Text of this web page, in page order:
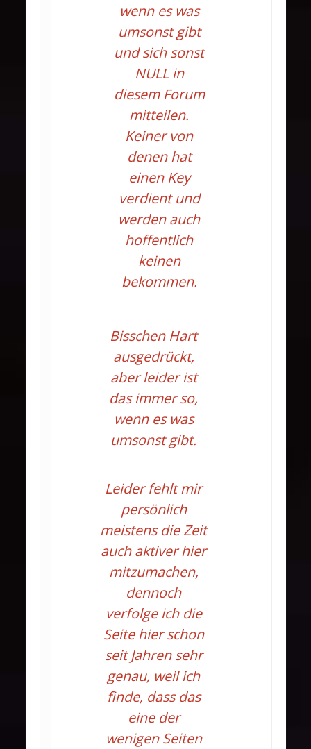
wenn es was
umsonst gibt
und sich sonst
NULL in
diesem Forum
mitteilen.
Keiner von
denen hat
einen Key
verdient und
werden auch
hoffentlich
keinen
bekommen.
Bisschen Hart
ausgedrückt,
aber leider ist
das immer so,
wenn es was
umsonst gibt.
Leider fehlt mir
persönlich
meistens die Zeit
auch aktiver hier
mitzumachen,
dennoch
verfolge ich die
Seite hier schon
seit Jahren sehr
genau, weil ich
finde, dass das
eine der
wenigen Seiten